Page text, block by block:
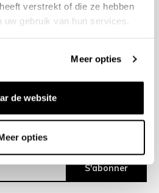
verstrekt of die ze hebben
uw gebruik van hun services.
Meer opties
de website
opties
S'abonner